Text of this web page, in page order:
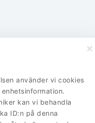
använder vi cookies
kan vi behandla
ID:n på denna
förbehållna.